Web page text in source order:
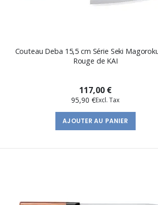
Couteau Deba 15,5 cm Série Seki
Rouge de KAI
117,00 €
95,90 €
AJOUTER AU PANIER